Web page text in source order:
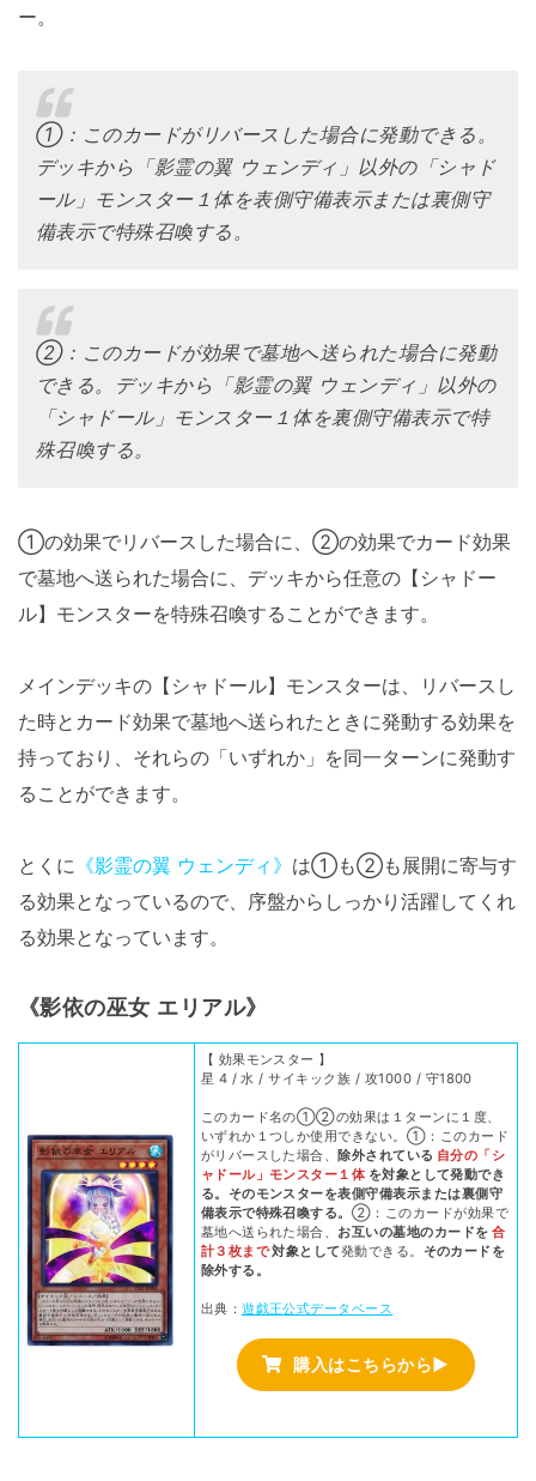
ー。
①：このカードがリバースした場合に発動できる。
デッキから「影霊の翼 ウェンディ」以外の「シャド
ール」モンスター１体を表側守備表示または裏側守
備表示で特殊召喚する。
②：このカードが効果で墓地へ送られた場合に発動
できる。デッキから「影霊の翼 ウェンディ」以外の
「シャドール」モンスター１体を裏側守備表示で特
殊召喚する。
①の効果でリバースした場合に、②の効果でカード効果
で墓地へ送られた場合に、デッキから任意の【シャドー
ル】モンスターを特殊召喚することができます。
メインデッキの【シャドール】モンスターは、リバースし
た時とカード効果で墓地へ送られたときに発動する効果を
持っており、それらの「いずれか」を同一ターンに発動す
ることができます。
とくに 《影霊の翼 ウェンディ》 は①も②も展開に寄与す
る効果となっているので、序盤からしっかり活躍してくれ
る効果となっています。
《影依の巫女 エリアル》
【 効果モンスター 】
星 4 / 水 / サイキック族 / 攻1000 / 守1800
このカード名の①②の効果は１ターンに１度、
いずれか１つしか使用できない。①：このカード
がリバースした場合、除外されている 自分の「シ
ャドール」モンスター１体 を対象として発動でき
る。そのモンスターを表側守備表示または裏側守
備表示で特殊召喚する。 ②：このカードが効果で
墓地へ送られた場合、 お互いの墓地のカードを 合
計３枚まで対象として発動できる。
そのカードを
除外する。
出典：遊戯王公式データベース
購入はこちらから▶